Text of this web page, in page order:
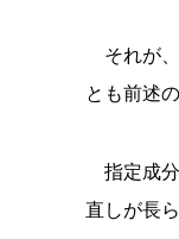
それが
とも前述
指定成
直しが長